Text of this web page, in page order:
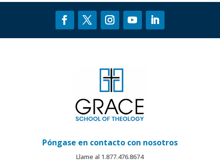
Póngase en contacto con nosotros
Llame al 1.877.476.8674